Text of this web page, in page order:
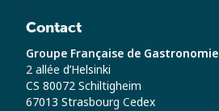
Contact
Groupe Française de Gastronomie
2 allée d’Helsinki
CS 80072 Schiltigheim
67013 Strasbourg Cedex